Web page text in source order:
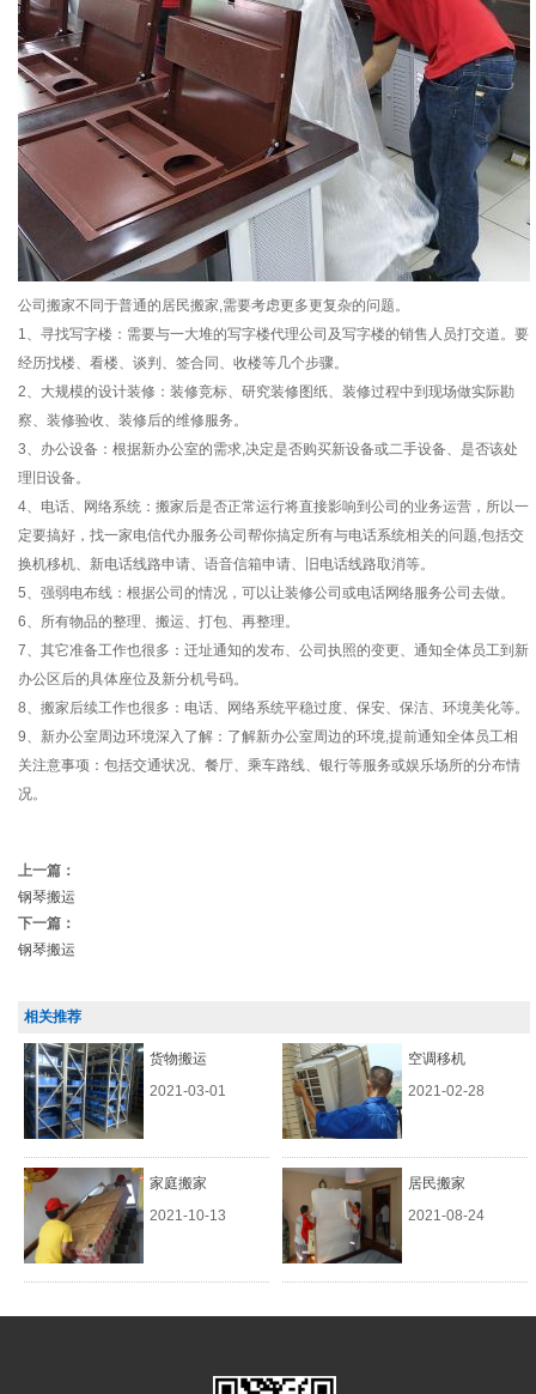
公司搬家不同于普通的居民搬家,需要考虑更多更复杂的问题。
1、寻找写字楼：需要与一大堆的写字楼代理公司及写字楼的销售人员打交道。要
经历找楼、看楼、谈判、签合同、收楼等几个步骤。
2、大规模的设计装修：装修竞标、研究装修图纸、装修过程中到现场做实际勘
察、装修验收、装修后的维修服务。
3、办公设备：根据新办公室的需求,决定是否购买新设备或二手设备、是否该处
理旧设备。
4、电话、网络系统：搬家后是否正常运行将直接影响到公司的业务运营，所以一
定要搞好，找一家电信代办服务公司帮你搞定所有与电话系统相关的问题,包括交
换机移机、新电话线路申请、语音信箱申请、旧电话线路取消等。
5、强弱电布线：根据公司的情况，可以让装修公司或电话网络服务公司去做。
6、所有物品的整理、搬运、打包、再整理。
7、其它准备工作也很多：迁址通知的发布、公司执照的变更、通知全体员工到新
办公区后的具体座位及新分机号码。
8、搬家后续工作也很多：电话、网络系统平稳过度、保安、保洁、环境美化等。
9、新办公室周边环境深入了解：了解新办公室周边的环境,提前通知全体员工相
关注意事项：包括交通状况、餐厅、乘车路线、银行等服务或娱乐场所的分布情
况。
上一篇：
钢琴搬运
下一篇：
钢琴搬运
相关推荐
货物搬运
2021-03-01
空调移机
2021-02-28
家庭搬家
2021-10-13
居民搬家
2021-08-24